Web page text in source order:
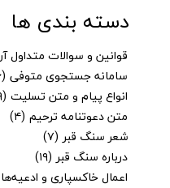
دسته بندی ها
قوانین و سوالات متداول
سامانه جستجوی متوفی (۱۶)
انواع پیام و متن تسلیت (۹)
متن دعوتنامه ترحیم (۴)
شعر سنگ قبر (۷)
درباره سنگ قبر (۱۹)
اعمال خاکسپاری و ادعیه‌ها